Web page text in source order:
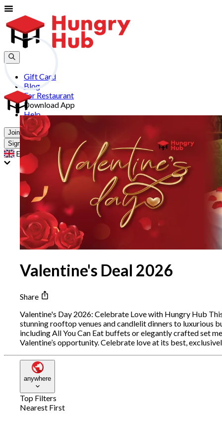
Gift Card
Blog
For Restaurant
Download App
Help
Join
Sign In
EN
Valentine's Deal 2026
Share
Valentine's Day 2026: Celebrate Love with Hungry Hub
stunning rooftop venues and candlelit dinners to luxurious
including All You Can Eat buffets or elegantly crafted set
Valentine’s opportunity. Celebrate love at its best,
anywhere
Top Filters
Nearest First